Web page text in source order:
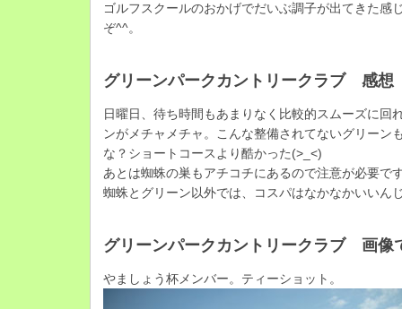
ゴルフスクールのおかげでだいぶ調子が出てきた感
ぞ^^。
グリーンパークカントリークラブ 感想
日曜日、待ち時間もあまりなく比較的スムーズに回
ンがメチャメチャ。こんな整備されてないグリーン
な？ショートコースより酷かった(>_<)
あとは蜘蛛の巣もアチコチにあるので注意が必要で
蜘蛛とグリーン以外では、コスパはなかなかいいん
グリーンパークカントリークラブ 画像
やましょう杯メンバー。ティーショット。